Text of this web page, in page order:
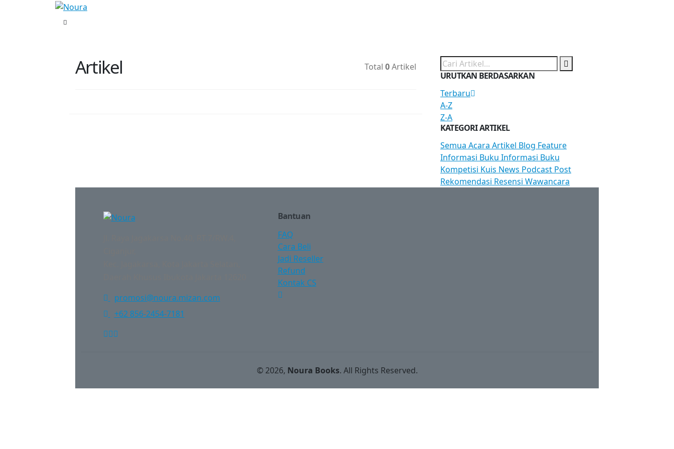
Artikel Total 0Artikel
URUTKAN BERDASARKAN
Terbaru
A-Z
Z-A
KATEGORI ARTIKEL
Semua Acara Artikel Blog Feature
Informasi Buku Informasi Buku
Kompetisi Kuis News Podcast Post
Rekomendasi Resensi Wawancara
promosi@noura.mizan.com
+62 856-2454-7181
Bantuan
FAQ
Cara Beli
Jadi Reseller
Refund
Kontak CS
© 2026, Noura Books. All Rights Reserved.